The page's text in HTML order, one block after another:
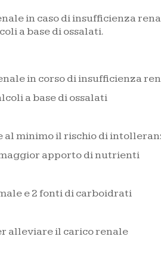
in caso di insufficienza
a base di ossalati.
in corso di insufficienza
a base di ossalati
al minimo il rischio di
apporto di nutrienti
e 2 fonti di carboidrati
alleviare il carico renale